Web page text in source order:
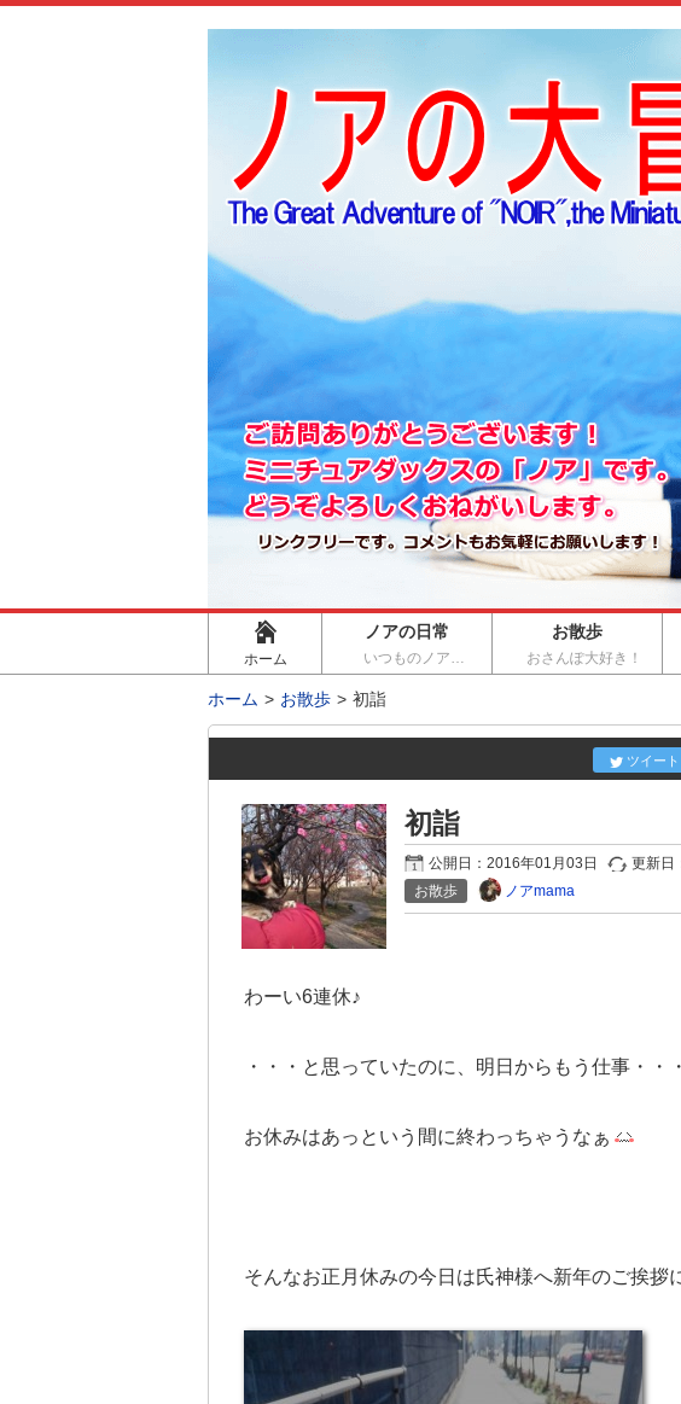
ホーム
ノアの日常
いつものノア…
お散歩
おさんぽ大好き！
ホーム お散歩 初詣
ツイート
初詣
公開日：2016年01月03日 更新日
お散歩
ノアmama
わーい6連休♪
・・・と思っていたのに、明日からもう仕事・・・
お休みはあっという間に終わっちゃうなぁ
そんなお正月休みの今日は氏神様へ新年のご挨拶